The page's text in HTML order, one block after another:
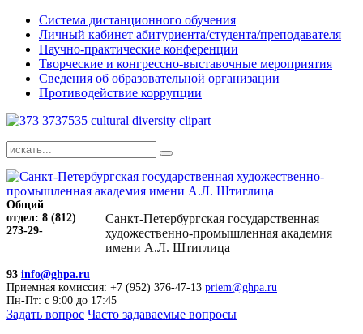
Система дистанционного обучения
Личный кабинет абитуриента/студента/преподавателя
Научно-практические конференции
Творческие и конгрессно-выставочные мероприятия
Сведения об образовательной организации
Противодействие коррупции
Санкт-Петербургская государственная
художественно-промышленная академия
имени А.Л. Штиглица
Общий
отдел: 8 (812)
273-29-
93 info@ghpa.ru
Приемная комиссия: +7 (952) 376-47-13 priem@ghpa.ru
Пн-Пт: с 9:00 до 17:45
Задать вопрос Часто задаваемые вопросы